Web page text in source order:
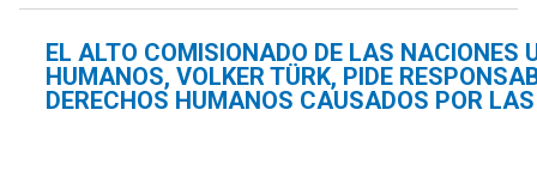
EL ALTO COMISIONADO DE LAS NACIONES
HUMANOS, VOLKER TÜRK, PIDE
DERECHOS HUMANOS CAUSADOS POR